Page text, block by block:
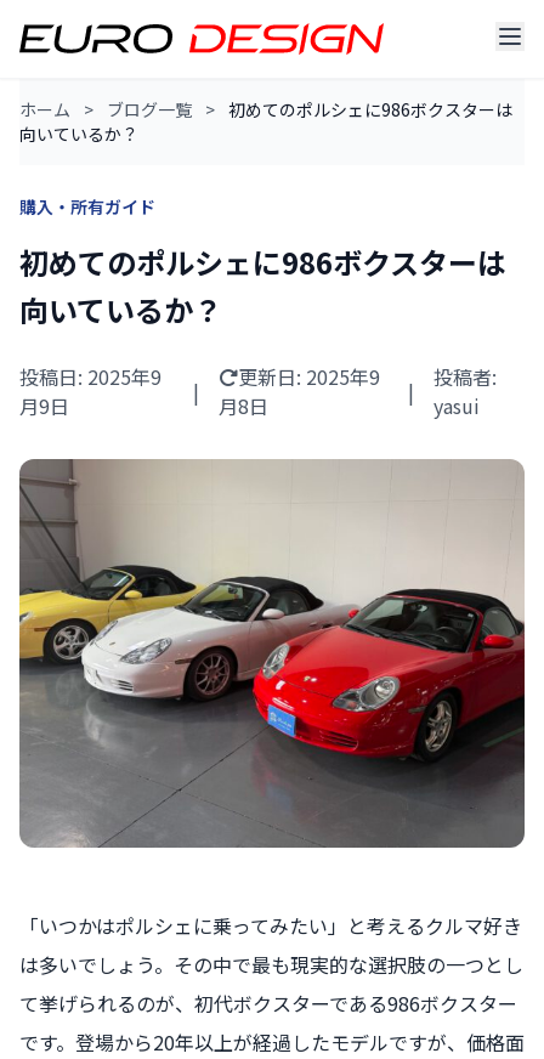
ホーム > ブログ一覧 > 初めてのポルシェに986ボクスターは
向いているか？
購入・所有ガイド
初めてのポルシェに986ボクスターは
向いているか？
投稿日: 2025年9
月9日
| 更新日: 2025年9
月8日
|
投稿者:
yasui
「いつかはポルシェに乗ってみたい」と考えるクルマ好き
は多いでしょう。その中で最も現実的な選択肢の一つとし
て挙げられるのが、初代ボクスターである986ボクスター
です。登場から20年以上が経過したモデルですが、価格面